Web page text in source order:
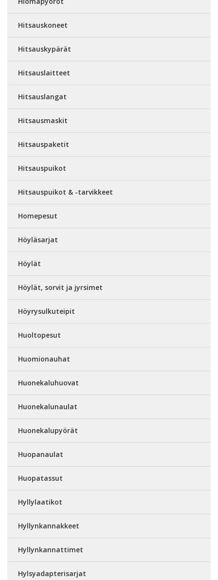
Hitsauskoneet
Hitsauskypärät
Hitsauslaitteet
Hitsauslangat
Hitsausmaskit
Hitsauspaketit
Hitsauspuikot
Hitsauspuikot & -tarvikkeet
Homepesut
Höyläsarjat
Höylät
Höylät, sorvit ja jyrsimet
Höyrysulkuteipit
Huoltopesut
Huomionauhat
Huonekaluhuovat
Huonekalunaulat
Huonekalupyörät
Huopanaulat
Huopatassut
Hyllylaatikot
Hyllynkannakkeet
Hyllynkannattimet
Hylsyadapterisarjat